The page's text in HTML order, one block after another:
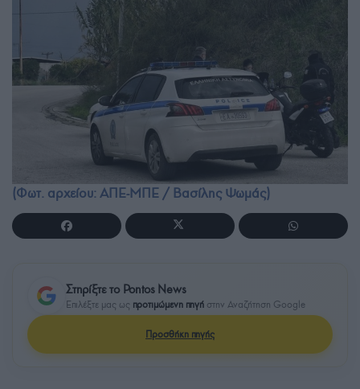
(Φωτ. αρχείου: ΑΠΕ-ΜΠΕ / Βασίλης Ψωμάς)
Στηρίξτε το Pontos News
Επιλέξτε μας ως προτιμώμενη πηγή στην Αναζήτηση Google
Προσθήκη πηγής